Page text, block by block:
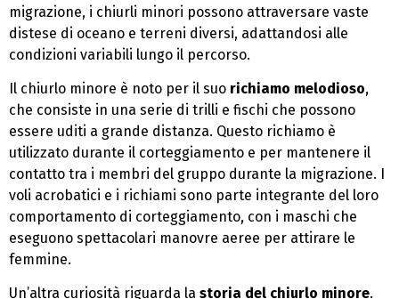
migrazione, i chiurli minori possono attraversare vaste
distese di oceano e terreni diversi, adattandosi alle
condizioni variabili lungo il percorso.
Il chiurlo minore è noto per il suo richiamo melodioso,
che consiste in una serie di trilli e fischi che possono
essere uditi a grande distanza. Questo richiamo è
utilizzato durante il corteggiamento e per mantenere il
contatto tra i membri del gruppo durante la migrazione. I
voli acrobatici e i richiami sono parte integrante del loro
comportamento di corteggiamento, con i maschi che
eseguono spettacolari manovre aeree per attirare le
femmine.
Un’altra curiosità riguarda la storia del chiurlo minore.